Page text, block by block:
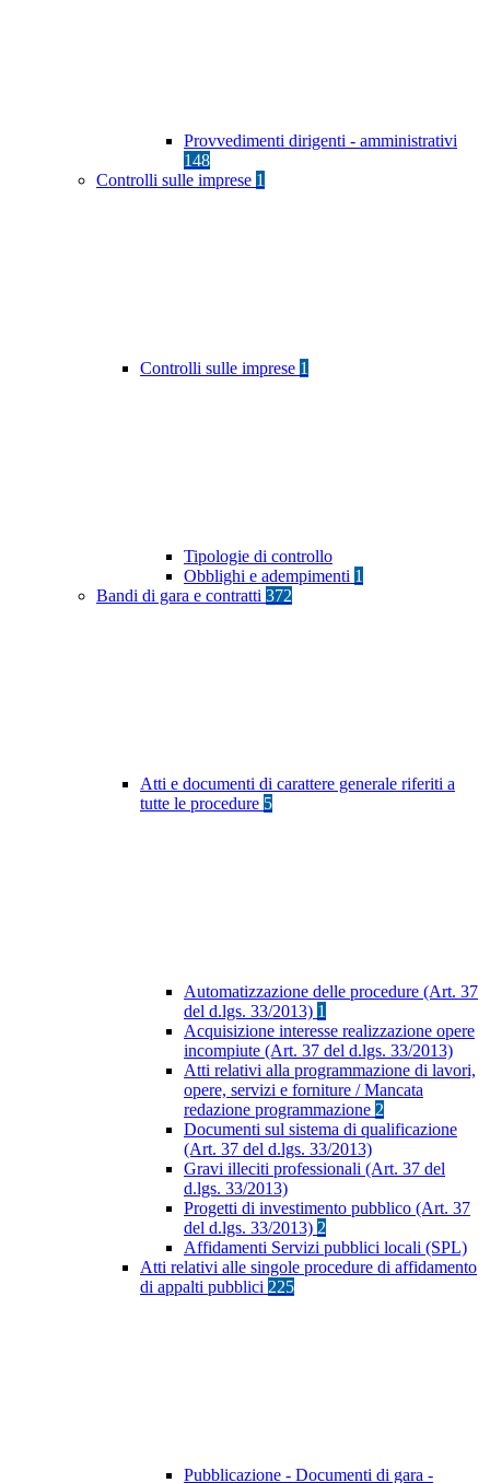
Provvedimenti dirigenti - amministrativi
148
Controlli sulle imprese 1
Controlli sulle imprese 1
Tipologie di controllo
Obblighi e adempimenti 1
Bandi di gara e contratti 372
Atti e documenti di carattere generale riferiti a
tutte le procedure 5
Automatizzazione delle procedure (Art. 37
del d.lgs. 33/2013) 1
Acquisizione interesse realizzazione opere
incompiute (Art. 37 del d.lgs. 33/2013)
Atti relativi alla programmazione di lavori,
opere, servizi e forniture / Mancata
redazione programmazione 2
Documenti sul sistema di qualificazione
(Art. 37 del d.lgs. 33/2013)
Gravi illeciti professionali (Art. 37 del
d.lgs. 33/2013)
Progetti di investimento pubblico (Art. 37
del d.lgs. 33/2013) 2
Affidamenti Servizi pubblici locali (SPL)
Atti relativi alle singole procedure di affidamento
di appalti pubblici 225
Pubblicazione - Documenti di gara -